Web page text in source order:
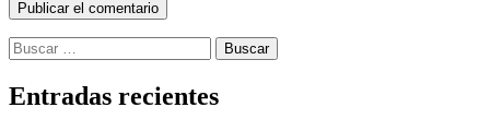
Buscar:
Entradas recientes